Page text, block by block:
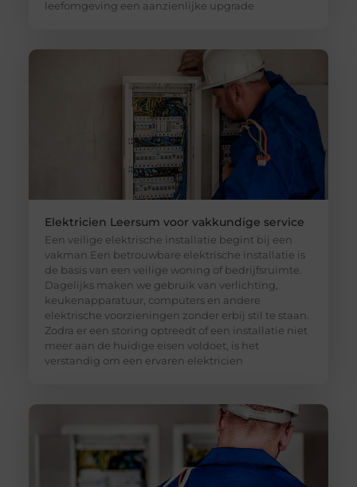
leefomgeving een aanzienlijke upgrade
Elektricien Leersum voor vakkundige service
Een veilige elektrische installatie begint bij een
vakman Een betrouwbare elektrische installatie is
de basis van een veilige woning of bedrijfsruimte.
Dagelijks maken we gebruik van verlichting,
keukenapparatuur, computers en andere
elektrische voorzieningen zonder erbij stil te staan.
Zodra er een storing optreedt of een installatie niet
meer aan de huidige eisen voldoet, is het
verstandig om een ervaren elektricien